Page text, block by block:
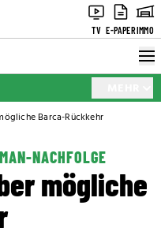
TV E-PAPERIMMO
Barca-Rückkehr
NACHFOLGE
mögliche